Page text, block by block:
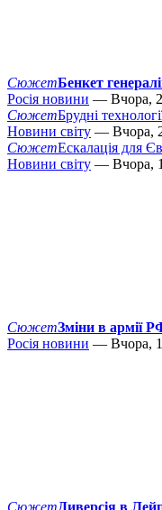
СюжетБенкет
Росія новини — Вчора,
СюжетБрудні
Новини світу — Вчора,
СюжетЕскалація для
Новини світу — Вчора,
СюжетЗміни в армії
Росія новини — Вчора,